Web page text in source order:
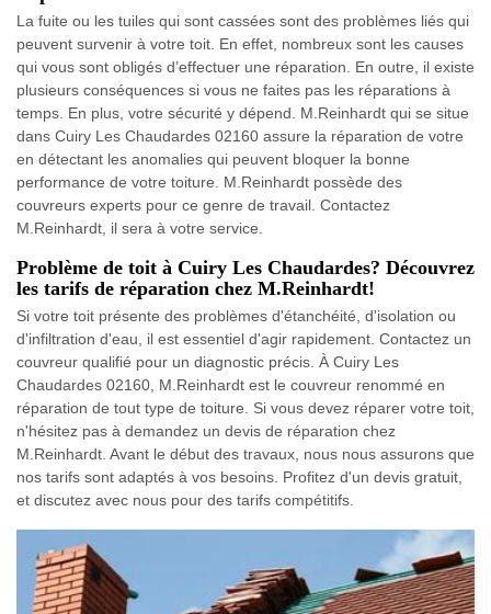
La fuite ou les tuiles qui sont cassées sont des problèmes liés qui
peuvent survenir à votre toit. En effet, nombreux sont les causes
qui vous sont obligés d’effectuer une réparation. En outre, il existe
plusieurs conséquences si vous ne faites pas les réparations à
temps. En plus, votre sécurité y dépend. M.Reinhardt qui se situe
dans Cuiry Les Chaudardes 02160 assure la réparation de votre
en détectant les anomalies qui peuvent bloquer la bonne
performance de votre toiture. M.Reinhardt possède des
couvreurs experts pour ce genre de travail. Contactez
M.Reinhardt, il sera à votre service.
Problème de toit à Cuiry Les Chaudardes? Découvrez
les tarifs de réparation chez M.Reinhardt!
Si votre toit présente des problèmes d'étanchéité, d'isolation ou
d'infiltration d'eau, il est essentiel d'agir rapidement. Contactez un
couvreur qualifié pour un diagnostic précis. À Cuiry Les
Chaudardes 02160, M.Reinhardt est le couvreur renommé en
réparation de tout type de toiture. Si vous devez réparer votre toit,
n'hésitez pas à demandez un devis de réparation chez
M.Reinhardt. Avant le début des travaux, nous nous assurons que
nos tarifs sont adaptés à vos besoins. Profitez d'un devis gratuit,
et discutez avec nous pour des tarifs compétitifs.